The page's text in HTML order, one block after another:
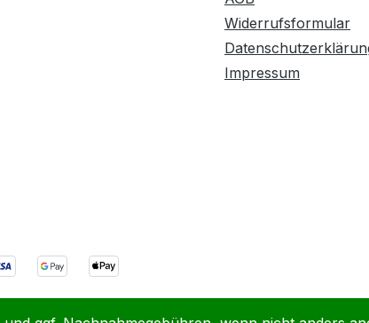
Widerrufsformular
Impressum